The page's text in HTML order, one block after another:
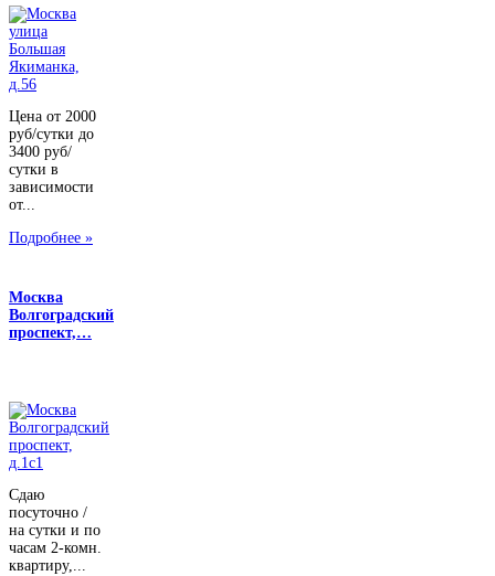
Цена от 2000
руб/сутки до
3400 руб/
сутки в
зависимости
от...
Подробнее »
Москва
Волгоградский
проспект,…
Сдаю
посуточно /
на сутки и по
часам 2-комн.
квартиру,...